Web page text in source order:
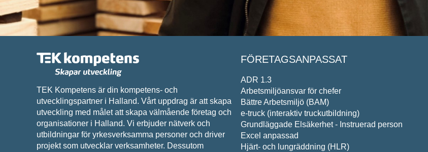
TEK Kompetens är din kompetens- och
utvecklingspartner i Halland. Vårt uppdrag är att skapa
utveckling med målet att skapa välmående företag och
organisationer i Halland. Vi erbjuder nätverk och
utbildningar för yrkesverksamma personer och driver
projekt som utvecklar verksamheter. Dessutom
FÖRETAGSANPASSAT
ADR 1.3
Arbetsmiljöansvar för chefer
Bättre Arbetsmiljö (BAM)
e-truck (interaktiv truckutbildning)
Grundläggade Elsäkerhet - Instruerad person
Excel anpassad
Hjärt- och lungräddning (HLR)